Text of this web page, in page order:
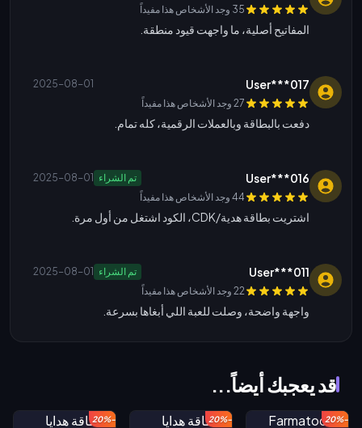
35 وجد الأشخاص هذا مفيداً
المفاتيح أصلية، ما واجهت قيود منطقة.
User***017
2025-08-01
27 وجد الأشخاص هذا مفيداً
دفعت بالبطاقة وبالعملات الرقمية، كله تمام.
User***016 تم الشراء 2025-08-01
44 وجد الأشخاص هذا مفيداً
اشتريت بطاقة هدية/CDK، الكود اشتغل من أول مرة.
User***011 تم الشراء 2025-08-01
22 وجد الأشخاص هذا مفيداً
واجهة واضحة، وصلت للعبة اللي أبغاها بسرعة.
قد يعجبك أيضاً...
-20%
-20%
-20%